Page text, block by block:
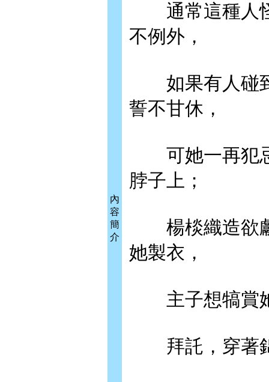
內
容
簡
介
通常這種人怪
不例外，
如果有人碰到
誓不甘休，
可她一再犯忌
脖子上；
楊棪織造欲獻
她製衣，
主子想犒賞她
拜託，穿著錦